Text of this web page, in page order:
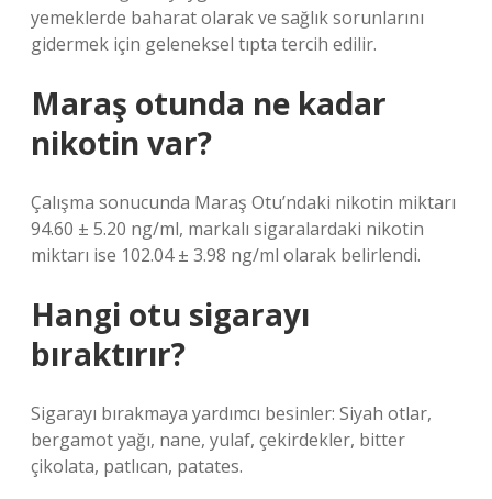
yemeklerde baharat olarak ve sağlık sorunlarını
gidermek için geleneksel tıpta tercih edilir.
Maraş otunda ne kadar
nikotin var?
Çalışma sonucunda Maraş Otu’ndaki nikotin miktarı
94.60 ± 5.20 ng/ml, markalı sigaralardaki nikotin
miktarı ise 102.04 ± 3.98 ng/ml olarak belirlendi.
Hangi otu sigarayı
bıraktırır?
Sigarayı bırakmaya yardımcı besinler: Siyah otlar,
bergamot yağı, nane, yulaf, çekirdekler, bitter
çikolata, patlıcan, patates.